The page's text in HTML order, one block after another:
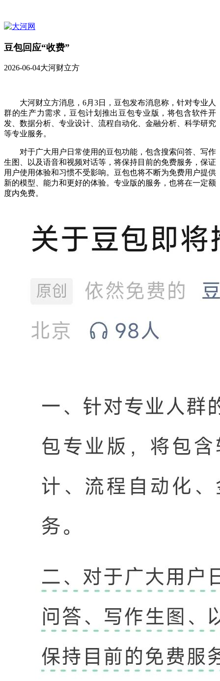
豆包回应“收费”
2026-06-04大河财立方
大河财立方消息，6月3日，豆包发布消息称，针对专业人
群的生产力需求，豆包计划推出豆包专业版，将包含软件开
发、数据分析、专业设计、流程自动化、金融分析、科学研究
等专业服务。
对于广大用户日常使用的豆包功能，包含搜索问答、写作
生图、以及语音和视频对话等，将保持目前的免费服务，保证
用户使用体验和习惯不受影响。豆包也将不断为免费用户提供
新的模型、能力和更好的体验。专业版的服务，也将在一定额
度内免费。